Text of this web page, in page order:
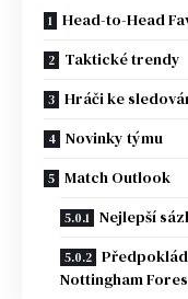
Head-to-Head
Taktické trendy
Hráči ke
Novinky týmu
Match Outlook
Nejlepší
Nottingham